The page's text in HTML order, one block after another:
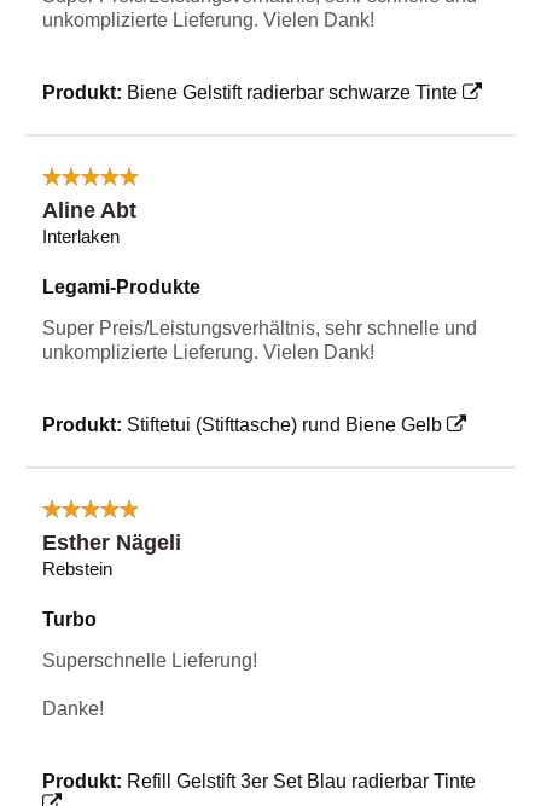
unkomplizierte Lieferung. Vielen Dank!
Produkt: Biene Gelstift radierbar schwarze Tinte
Aline Abt
Interlaken
Legami-Produkte
Super Preis/Leistungsverhältnis, sehr schnelle und
unkomplizierte Lieferung. Vielen Dank!
Produkt: Stiftetui (Stifttasche) rund Biene Gelb
Esther Nägeli
Rebstein
Turbo
Superschnelle Lieferung!
Danke!
Produkt: Refill Gelstift 3er Set Blau radierbar Tinte